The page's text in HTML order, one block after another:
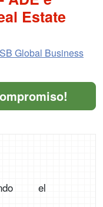
Estate
Global Business
el